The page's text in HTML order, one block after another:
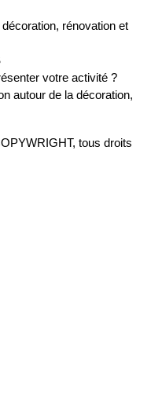
rénovation et
votre activité ?
autour de la décoration,
tous droits